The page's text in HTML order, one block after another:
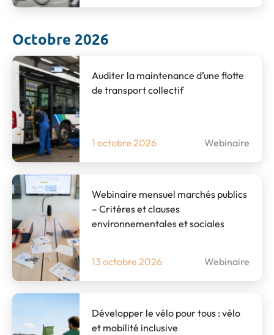
Octobre 2026
Auditer la maintenance d’une flotte
de transport collectif
1 octobre 2026 Webinaire
Webinaire mensuel marchés publics
– Critères et clauses
environnementales et sociales
13 octobre 2026 Webinaire
Développer le vélo pour tous : vélo
et mobilité inclusive